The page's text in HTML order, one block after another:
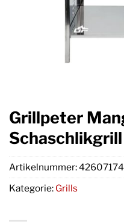
Grillpeter
Artikelnummer:
Kategorie: Grills